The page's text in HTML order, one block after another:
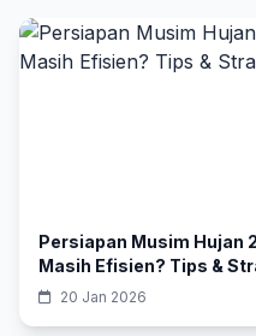
Persiapan Musim Hujan
Masih Efisien? Tips &
20 Jan 2026